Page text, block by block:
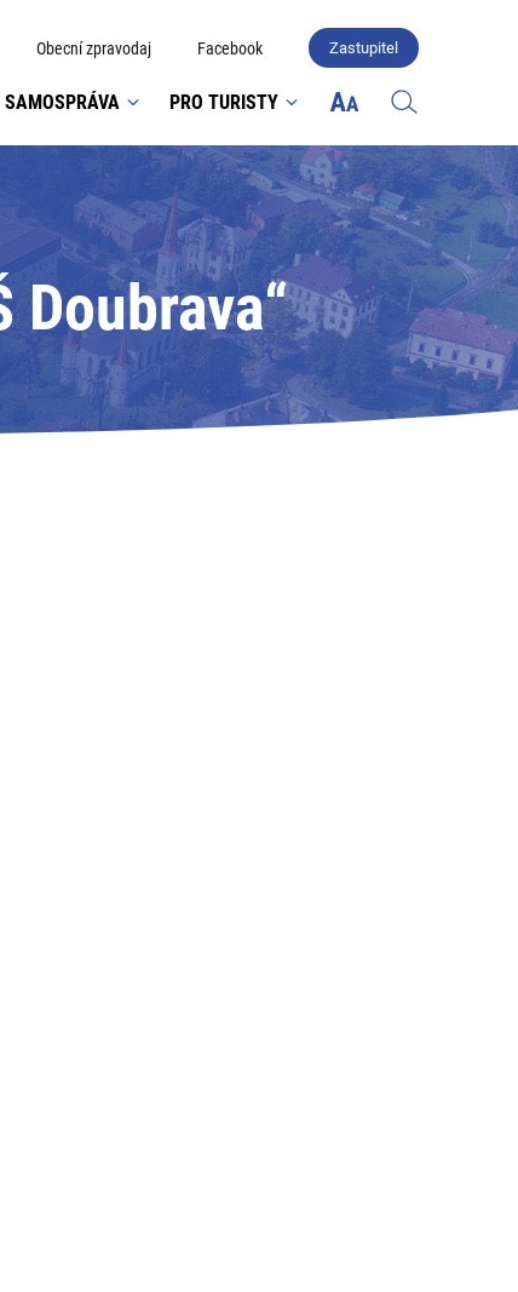
Obecní zpravodaj Facebook Zastupitel
SAMOSPRÁVA PRO TURISTY